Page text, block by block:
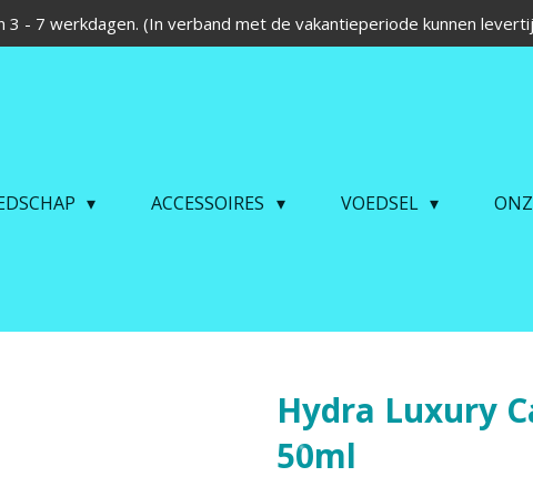
3 - 7 werkdagen. (In verband met de vakantieperiode kunnen
ACCESSOIRES VOEDSEL
Hydra Luxury
50ml